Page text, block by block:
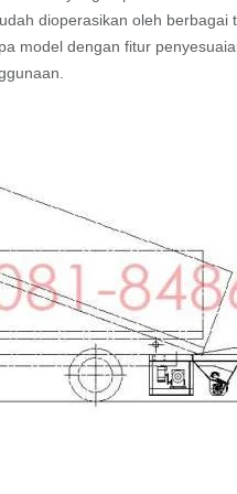
dioperasikan oleh berbagai
model dengan fitur